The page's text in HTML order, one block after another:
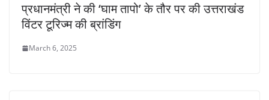
प्रधानमंत्री ने की ‘घाम तापो’ के तौर पर की उत्तराखंड
विंटर टूरिज्म की ब्रांडिंग
March 6, 2025